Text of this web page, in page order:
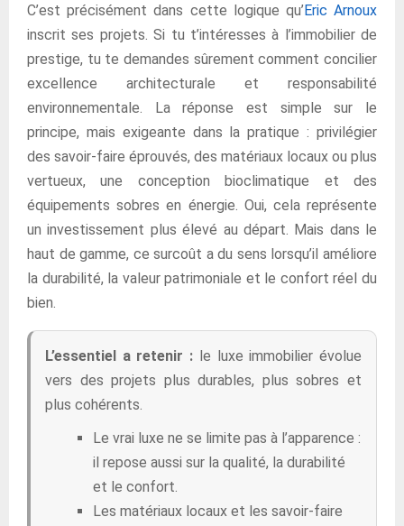
C’est précisément dans cette logique qu’Eric Arnoux
inscrit ses projets. Si tu t’intéresses à l’immobilier de
prestige, tu te demandes sûrement comment concilier
excellence architecturale et responsabilité
environnementale. La réponse est simple sur le
principe, mais exigeante dans la pratique : privilégier
des savoir-faire éprouvés, des matériaux locaux ou plus
vertueux, une conception bioclimatique et des
équipements sobres en énergie. Oui, cela représente
un investissement plus élevé au départ. Mais dans le
haut de gamme, ce surcoût a du sens lorsqu’il améliore
la durabilité, la valeur patrimoniale et le confort réel du
bien.
L’essentiel a retenir : le luxe immobilier évolue
vers des projets plus durables, plus sobres et
plus cohérents.
Le vrai luxe ne se limite pas à l’apparence :
il repose aussi sur la qualité, la durabilité
et le confort.
Les matériaux locaux et les savoir-faire